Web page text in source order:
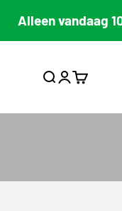
10% lente
Zoeken